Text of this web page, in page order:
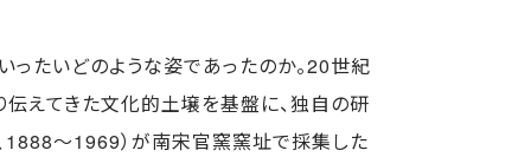
ったいどのような姿であったのか。20世紀
えてきた文化的土壌を基盤に、独自の研
1888～1969）が南宋官窯窯址で採集した